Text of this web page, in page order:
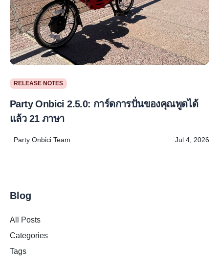
RELEASE NOTES
Party Onbici 2.5.0: การ์ดการปั่นของคุณพูดได้
แล้ว 21 ภาษา
Party Onbici Team Jul 4, 2026
Blog
All Posts
Categories
Tags